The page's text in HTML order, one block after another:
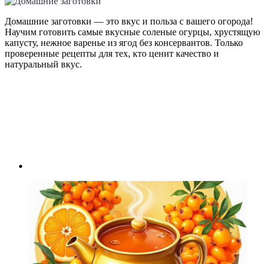
Домашние заготовки — это вкус и польза с вашего огорода!
Научим готовить самые вкусные соленые огурцы, хрустящую
капусту, нежное варенье из ягод без консервантов. Только
проверенные рецепты для тех, кто ценит качество и
натуральный вкус.